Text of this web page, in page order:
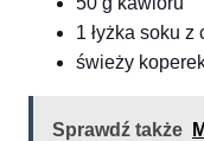
1 łyżka soku z
świeży
Sprawdź także